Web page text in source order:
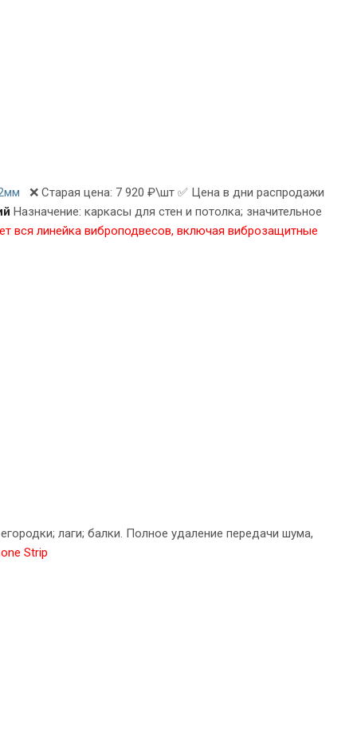
❌ Старая цена: 7 920 ₽\шт ✅ Цена в дни распродажи
Назначение: каркасы для стен и потолка; значительное
вся линейка виброподвесов, включая виброзащитные
лаги; балки. Полное удаление передачи шума,
Strip